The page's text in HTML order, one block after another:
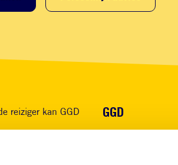
Voet
GGD
Over ons
reiziger kan GGD